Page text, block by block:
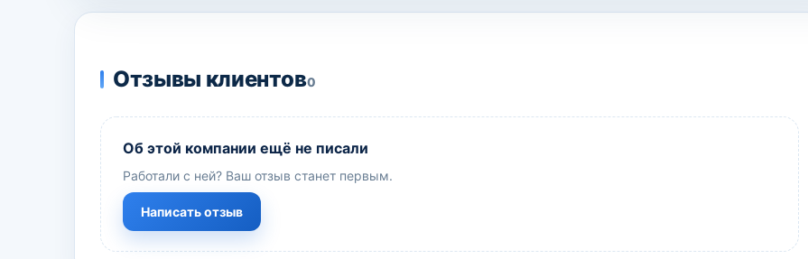
Отзывы клиентов0
Об этой компании ещё не писали
Работали с ней? Ваш отзыв станет первым.
Написать отзыв